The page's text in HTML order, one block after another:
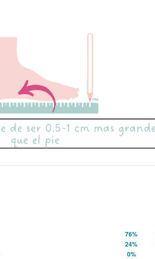
76%
24%
0%